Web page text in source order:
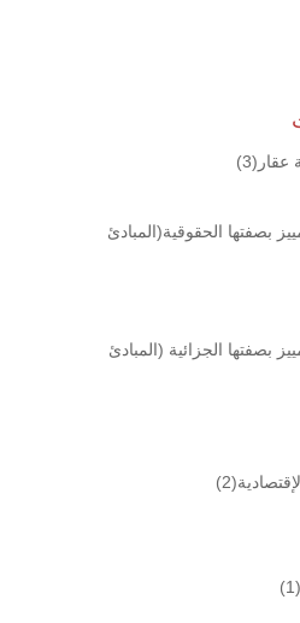
(3)
بصفتها الحقوقية(المبادئ
بصفتها الجزائية (المبادئ
(2)
(1)